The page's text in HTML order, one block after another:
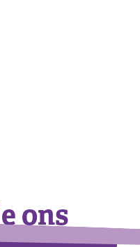
ons